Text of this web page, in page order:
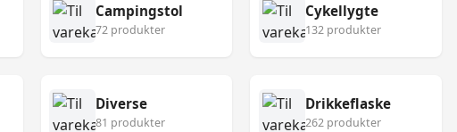
Campingstol
72 produkter
Cykellygte
132 produkter
Diverse
81 produkter
Drikkeflaske
262 produkter